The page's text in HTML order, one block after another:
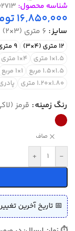
شناسه محصول:
16,850,000
سایز 6 متری (3×2)
12 متری (4×3) 9 متری (3.5×2.5)
1.5×1 متری
4×1 متری
1.5×1.5 مربع
1×1 مربع
1.80×1.20 متری
پادری
رنگ زمینه قرمز
صاف
-
+
📅 تاریخ آخرین